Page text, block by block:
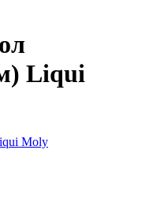
Liqui
Moly